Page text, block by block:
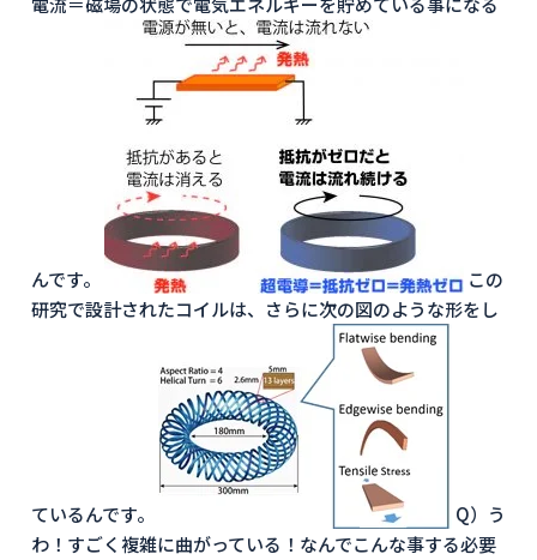
んです。
この
研究で設計されたコイルは、さらに次の図のような形をし
ているんです。
Q）う
わ！すごく複雑に曲がっている！なんでこんな事する必要